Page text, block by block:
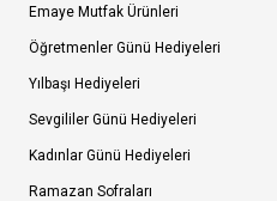
Emaye Mutfak Ürünleri
Öğretmenler Günü Hediyeleri
Yılbaşı Hediyeleri
Sevgililer Günü Hediyeleri
Kadınlar Günü Hediyeleri
Ramazan Sofraları